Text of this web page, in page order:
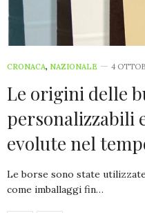
CRONACA, NAZIONALE 4
Le origini delle
personalizzabili
evolute nel
Le borse sono state
come imballaggi fin…